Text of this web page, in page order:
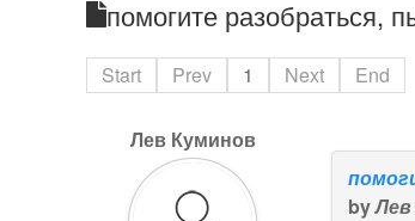
помогите разобраться,
Start Prev 1 Next End
Лев Куминов
by